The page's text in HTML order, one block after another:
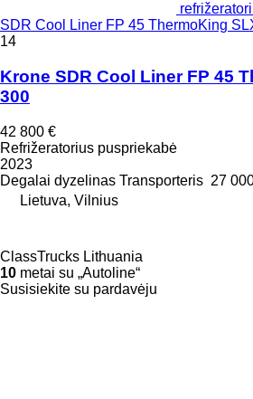
SDR Cool Liner FP 45 ThermoKing
14
Krone SDR Cool Liner FP 45
300
42 800 €
Refrižeratorius puspriekabė
2023
Degalai dyzelinas Transporteris 27
Lietuva, Vilnius
ClassTrucks Lithuania
10 metai su „Autoline“
Susisiekite su pardavėju